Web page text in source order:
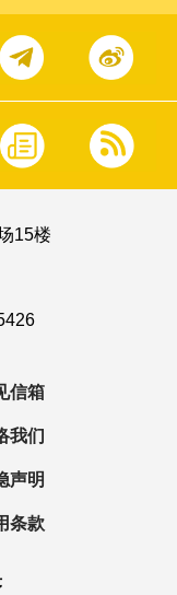
15楼
信箱
我们
声明
条款